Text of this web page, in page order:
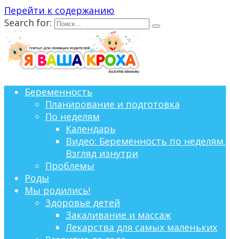
Перейти к содержанию
Search for:
Беременность
Планирование и подготовка
По неделям
Календарь
Видео: Беременность по неделям.
Взгляд изнутри
Проблемы
Роды
Мы родились!
Здоровье детей
Закаливание и массаж
Лекарства для самых маленьких